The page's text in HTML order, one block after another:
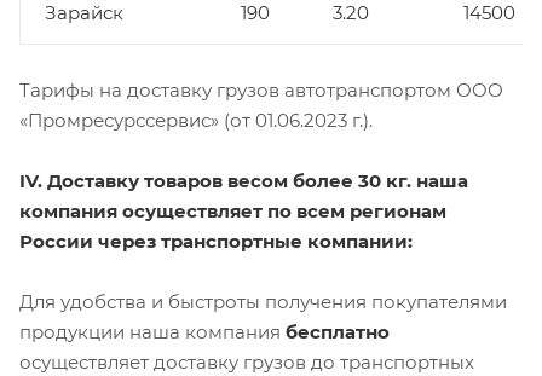
Зарайск 190 3.20 14500
Тарифы на доставку грузов автотранспортом ООО
«Промресурссервис» (от 01.06.2023 г.).
IV. Доставку товаров весом более 30 кг. наша
компания осуществляет по всем регионам
России через транспортные компании:
Для удобства и быстроты получения покупателями
продукции наша компания бесплатно
осуществляет доставку грузов до транспортных